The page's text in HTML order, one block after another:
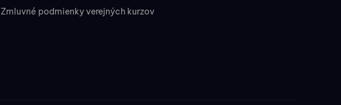
Zmluvné podmienky verejných kurzov